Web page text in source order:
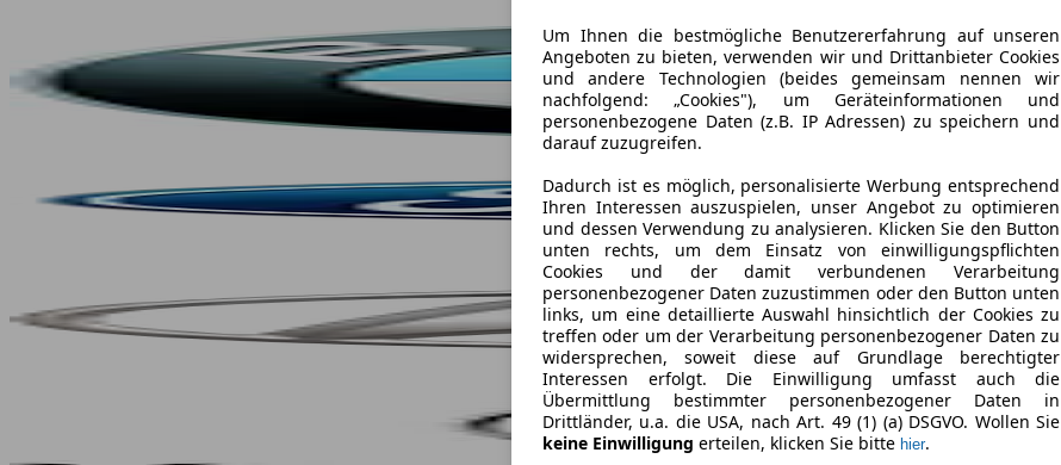
Um Ihnen die bestmögliche Benutzererfahrung auf unseren
Angeboten zu bieten, verwenden wir und Drittanbieter Cookies
und andere Technologien (beides gemeinsam nennen wir
nachfolgend: „Cookies"), um Geräteinformationen und
personenbezogene Daten (z.B. IP Adressen) zu speichern und
darauf zuzugreifen.
Dadurch ist es möglich, personalisierte Werbung entsprechend
Ihren Interessen auszuspielen, unser Angebot zu optimieren
und dessen Verwendung zu analysieren. Klicken Sie den Button
unten rechts, um dem Einsatz von einwilligungspflichten
Cookies und der damit verbundenen Verarbeitung
personenbezogener Daten zuzustimmen oder den Button unten
links, um eine detaillierte Auswahl hinsichtlich der Cookies zu
treffen oder um der Verarbeitung personenbezogener Daten zu
widersprechen, soweit diese auf Grundlage berechtigter
Interessen erfolgt. Die Einwilligung umfasst auch die
Übermittlung bestimmter personenbezogener Daten in
Drittländer, u.a. die USA, nach Art. 49 (1) (a) DSGVO. Wollen Sie
keine Einwilligung erteilen, klicken Sie bitte hier.